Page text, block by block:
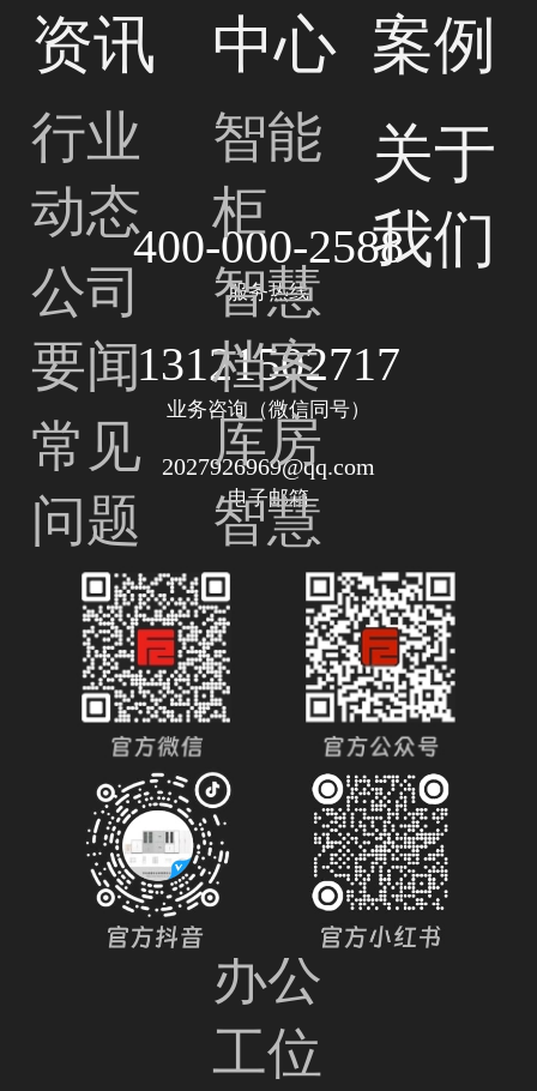
400-000-2588
服务热线
13121502717
业务咨询（微信同号）
2027926969@qq.com
电子邮箱
资讯
行业
动态
公司
要闻
常见
问题
中心
智能
柜
智慧
档案
库房
智慧
图书
馆
收纳
柜
办公
工位
案例
关于
我们